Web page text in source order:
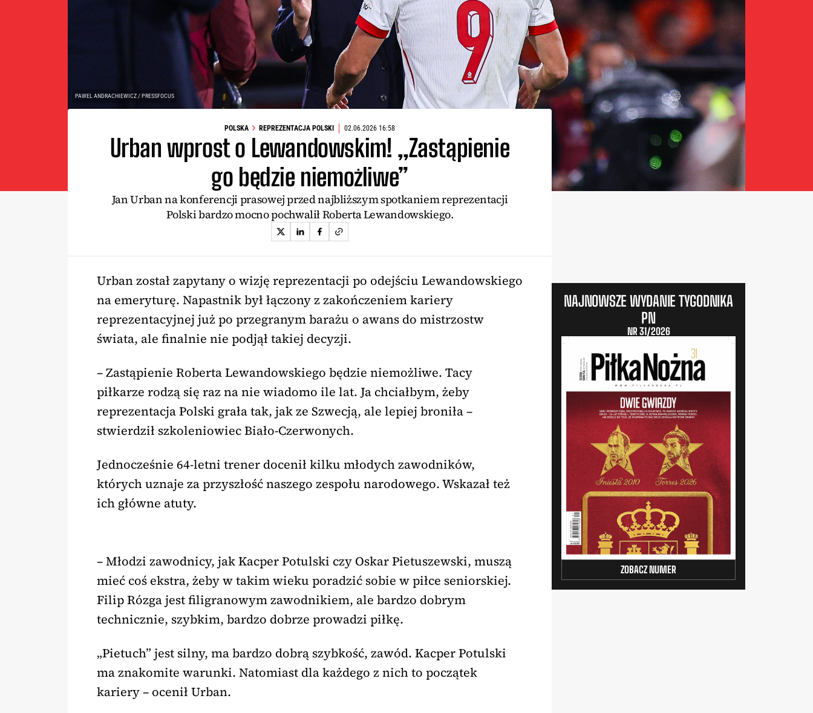
PAWEL ANDRACHIEWICZ / PRESSFOCUS
POLSKA REPREZENTACJA POLSKI 02.06.2026 16:58
Urban wprost o Lewandowskim! „Zastąpienie
go będzie niemożliwe”
Jan Urban na konferencji prasowej przed najbliższym spotkaniem reprezentacji
Polski bardzo mocno pochwalił Roberta Lewandowskiego.
Urban został zapytany o wizję reprezentacji po odejściu Lewandowskiego
na emeryturę. Napastnik był łączony z zakończeniem kariery
reprezentacyjnej już po przegranym barażu o awans do mistrzostw
świata, ale finalnie nie podjął takiej decyzji.
– Zastąpienie Roberta Lewandowskiego będzie niemożliwe. Tacy
piłkarze rodzą się raz na nie wiadomo ile lat. Ja chciałbym, żeby
reprezentacja Polski grała tak, jak ze Szwecją, ale lepiej broniła –
stwierdził szkoleniowiec Biało-Czerwonych.
Jednocześnie 64-letni trener docenił kilku młodych zawodników,
których uznaje za przyszłość naszego zespołu narodowego. Wskazał też
ich główne atuty.
– Młodzi zawodnicy, jak Kacper Potulski czy Oskar Pietuszewski, muszą
mieć coś ekstra, żeby w takim wieku poradzić sobie w piłce seniorskiej.
Filip Rózga jest filigranowym zawodnikiem, ale bardzo dobrym
technicznie, szybkim, bardzo dobrze prowadzi piłkę.
„Pietuch” jest silny, ma bardzo dobrą szybkość, zawód. Kacper Potulski
ma znakomite warunki. Natomiast dla każdego z nich to początek
kariery – ocenił Urban.
NAJNOWSZE WYDANIE TYGODNIKA
PN
NR 31/2026
ZOBACZ NUMER